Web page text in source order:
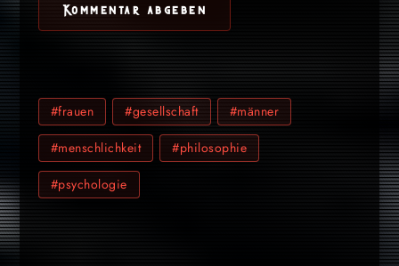
#frauen #gesellschaft #männer
#menschlichkeit #philosophie
#psychologie